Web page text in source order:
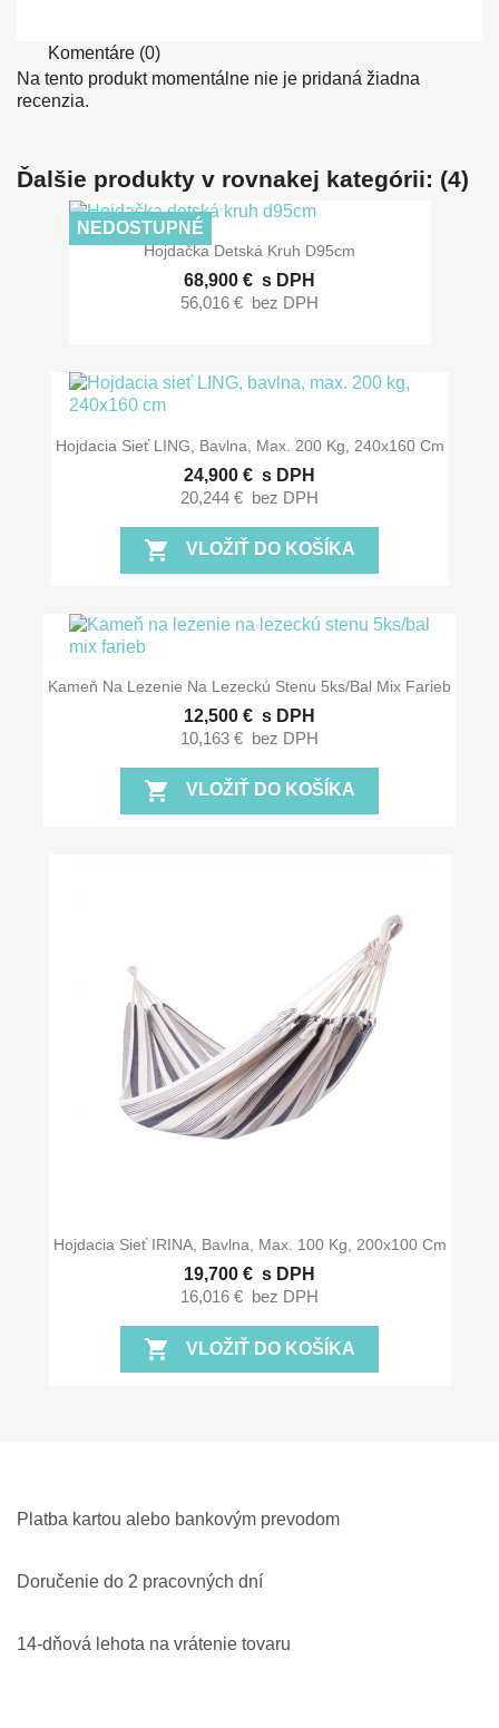
Komentáre (0)
Na tento produkt momentálne nie je pridaná žiadna
recenzia.
Ďalšie produkty v rovnakej kategórii: (4)
Hojdačka Detská Kruh D95cm
68,900 € s DPH
56,016 € bez DPH
NEDOSTUPNÉ
Hojdacia Sieť LING, Bavlna, Max. 200 Kg, 240x160 Cm
24,900 € s DPH
20,244 € bez DPH
shopping_cart VLOŽIŤ DO KOŠÍKA
Kameň Na Lezenie Na Lezeckú Stenu 5ks/bal Mix Farieb
12,500 € s DPH
10,163 € bez DPH
shopping_cart VLOŽIŤ DO KOŠÍKA
Hojdacia Sieť IRINA, Bavlna, Max. 100 Kg, 200x100 Cm
19,700 € s DPH
16,016 € bez DPH
shopping_cart VLOŽIŤ DO KOŠÍKA
Platba kartou alebo bankovým prevodom
Doručenie do 2 pracovných dní
14-dňová lehota na vrátenie tovaru